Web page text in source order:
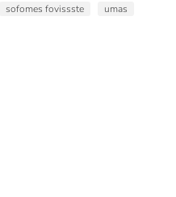
sofomes fovissste
umas